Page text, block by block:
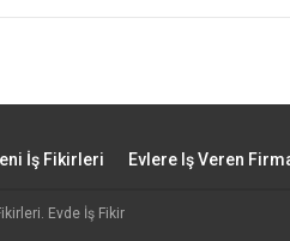
İş Fikirleri Evlere Iş Veren
Evde İş Fikir